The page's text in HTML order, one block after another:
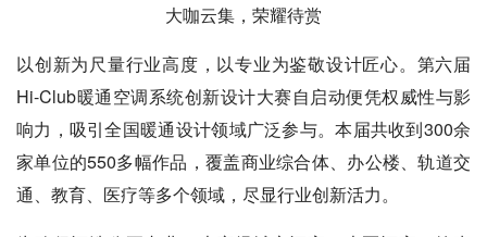
大咖云集，荣耀待赏
以创新为尺量行业高度，以专业为鉴敬设计匠心。第六届
Hi-Club暖通空调系统创新设计大赛自启动便凭权威性与影
响力，吸引全国暖通设计领域广泛参与。本届共收到300余
家单位的550多幅作品，覆盖商业综合体、办公楼、轨道交
通、教育、医疗等多个领域，尽显行业创新活力。